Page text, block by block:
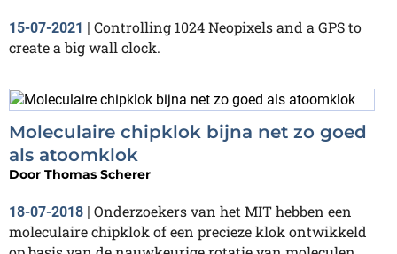
15-07-2021 | Controlling 1024 Neopixels and a GPS to
create a big wall clock.
Moleculaire chipklok bijna net zo goed
als atoomklok
Door Thomas Scherer
18-07-2018 | Onderzoekers van het MIT hebben een
moleculaire chipklok of een precieze klok ontwikkeld